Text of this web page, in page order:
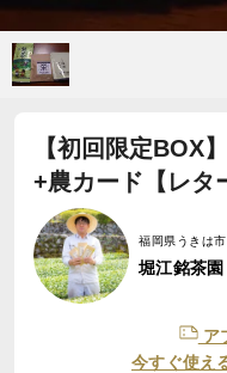
【初回限定BOX
+農カード【レタ
福岡県うきは市
堀江銘茶園
ア
今すぐ使え